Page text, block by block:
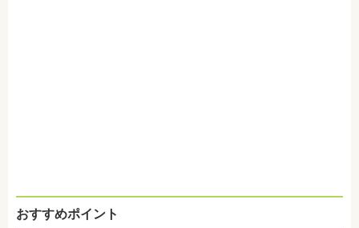
おすすめポイント